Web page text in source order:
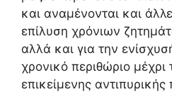
και αναμένονται και
επίλυση χρόνιων
αλλά και για την
χρονικό περιθώριο μέχρι
επικείμενης αντιπυρικής